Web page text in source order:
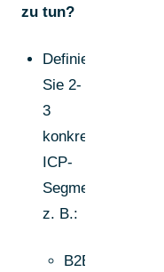
zu tun?
Definieren
Sie 2-
3
konkrete
ICP-
Segmente,
z. B.:
B2B-